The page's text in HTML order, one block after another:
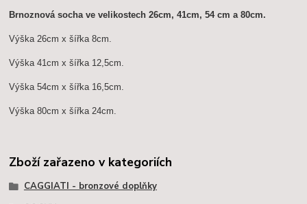
Brnoznová socha ve velikostech 26cm, 41cm, 54 cm a 80cm.
Výška 26cm x šířka 8cm.
Výška 41cm x šířka 12,5cm.
Výška 54cm x šířka 16,5cm.
Výška 80cm x šířka 24cm.
Zboží zařazeno v kategoriích
CAGGIATI - bronzové doplňky